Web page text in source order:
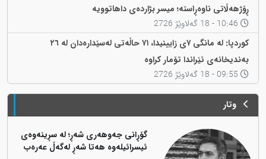
ڕۆژهەڵاتی ناوەڕاستە؛ میسر بژاردەی داهاتوویە
کوردپا: لە مانگی ٧ی زایینیدا، ٧١ حاڵەتی لەسێدارەدان لە ٢٦
بەندیخانەی ئێراندا تۆمار کراوە
وتار
گۆڕانی جەوهەری شەڕ؛ لە سڕینەوەی
ئیسرائیلەوە هەتا شەڕ لەگەڵ عەرەب